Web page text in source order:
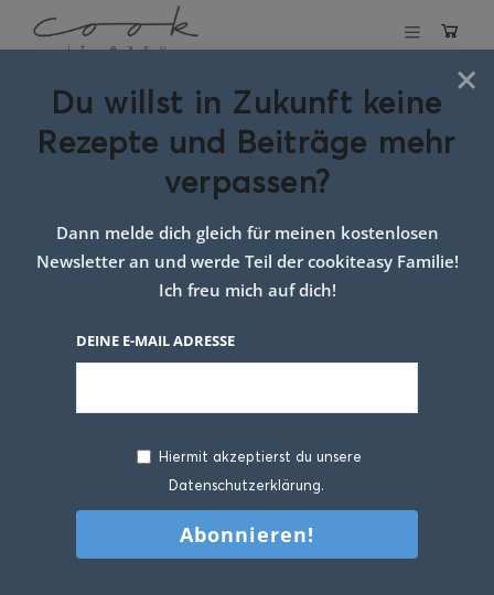
Schlagwort:
erdbeer
mascarpone
creme
×
Du willst in Zukunft keine
Rezepte und Beiträge mehr
verpassen?
Dann melde dich gleich für meinen kostenlosen
Newsletter an und werde Teil der cookiteasy Familie!
Ich freu mich auf dich!
DEINE E-MAIL ADRESSE
Hiermit akzeptierst du unsere
Datenschutzerklärung.